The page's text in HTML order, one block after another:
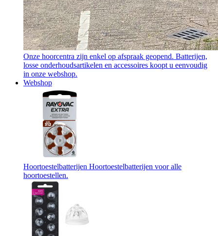
Onze hoorcentra zijn enkel op afspraak geopend. Batterijen,
losse onderhoudsartikelen en accessoires koopt u eenvoudig
in onze webshop.
Webshop
Hoortoestelbatterijen Hoortoestelbatterijen voor alle
hoortoestellen.